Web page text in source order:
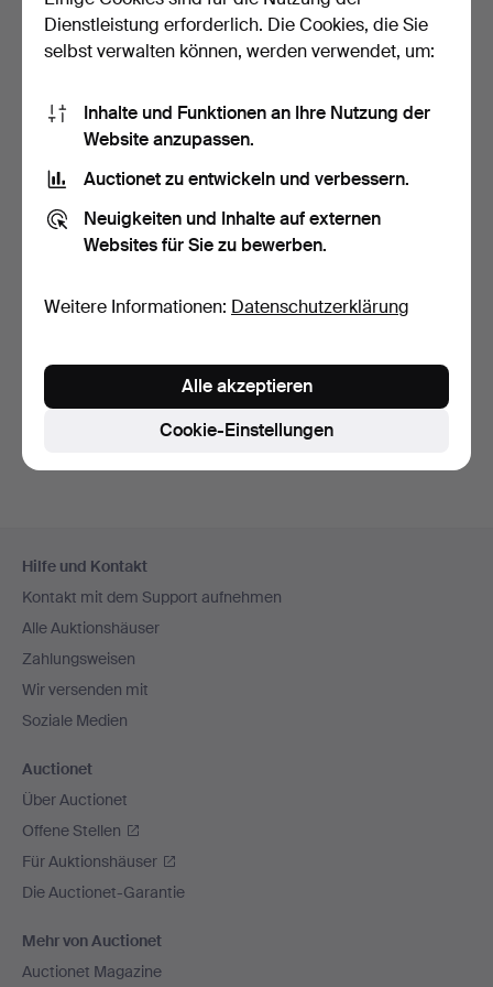
dreiarmig, 3 elektrifizierte…
Sie können auch in
Beendete Auktionen aus unserem
Navigation
Hilfe und Kontakt
Kontakt mit dem Support aufnehmen
Alle Auktionshäuser
Zahlungsweisen
Wir versenden mit
Soziale Medien
Auctionet
Über Auctionet
Offene Stellen
Für Auktionshäuser
Die Auctionet-Garantie
Mehr von Auctionet
Auctionet Magazine
Dienstleistung erforderlich. Die Cookies, die Sie
selbst verwalten können, werden verwendet, um:
Inhalte und Funktionen an Ihre Nutzung der
Website anzupassen.
Auctionet zu entwickeln und verbessern.
Neuigkeiten und Inhalte auf externen
Websites für Sie zu bewerben.
Weitere Informationen: Datenschutzerklärung
Cookie-Einstellungen
Alle akzeptieren